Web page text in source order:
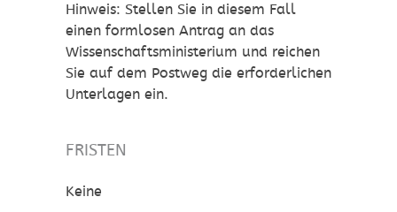
Hinweis: Stellen Sie in diesem Fall
einen formlosen Antrag an das
Wissenschaftsministerium und reichen
Sie auf dem Postweg die erforderlichen
Unterlagen ein.
FRISTEN
Keine